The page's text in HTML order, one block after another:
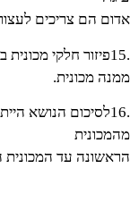
אדום הם צריכים
.15פיזור חלקי
ממנה מכונית.
.16לסיכום הנושא
מהמכונית
הראשונה עד המכונית